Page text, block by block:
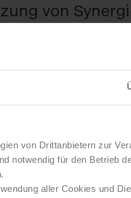
von Drittanbietern zur
notwendig für den Betrieb
aller Cookies und
von